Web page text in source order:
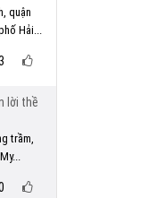
quận
Hải...
lời thề
trầm,